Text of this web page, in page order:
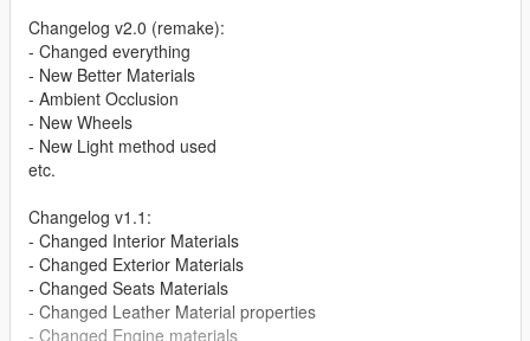
Changelog v2.0 (remake):
- Changed everything
- New Better Materials
- Ambient Occlusion
- New Wheels
- New Light method used
etc.
Changelog v1.1:
- Changed Interior Materials
- Changed Exterior Materials
- Changed Seats Materials
- Changed Leather Material properties
- Changed Engine materials